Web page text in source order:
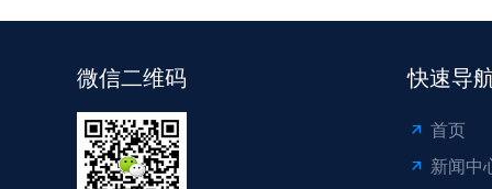
微信二维码 快速导
首页
新闻中